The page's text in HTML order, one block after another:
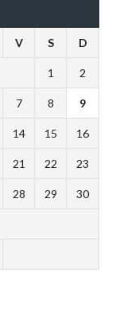
V S D
1 2
7 8 9
14 15 16
21 22 23
28 29 30